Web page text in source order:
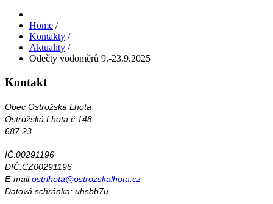
Home /
Kontakty /
Aktuality /
Odečty vodoměrů 9.-23.9.2025
Kontakt
Obec Ostrožská Lhota
Ostrožská Lhota č.148
687 23
IČ:00291196
DIČ:CZ00291196
E-mail:ostrlhota@ostrozskalhota.cz
Datová schránka: uhsbb7u